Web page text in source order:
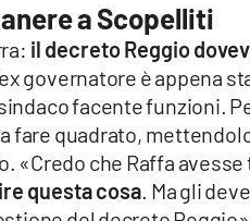
a Scopelliti
il decreto Reggio
governatore è appena
facente funzioni.
fare quadrato,
«Credo che Raffa
questa cosa. Ma gli